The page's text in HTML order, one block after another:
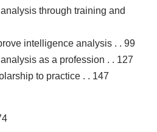
through training and
intelligence analysis . . 99
as a profession . . 127
to practice . . 147